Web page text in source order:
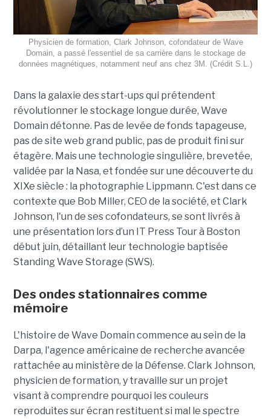
Physicien de formation, Clark Johnson, cofondateur de Wave
Domain, a passé l'essentiel de sa carrière dans le stockage de
données magnétiques, notamment neuf ans chez 3M. (Crédit S.L.)
Dans la galaxie des start-ups qui prétendent
révolutionner le stockage longue durée, Wave
Domain détonne. Pas de levée de fonds tapageuse,
pas de site web grand public, pas de produit fini sur
étagère. Mais une technologie singulière, brevetée,
validée par la Nasa, et fondée sur une découverte du
XIXe siècle : la photographie Lippmann. C'est dans ce
contexte que Bob Miller, CEO de la société, et Clark
Johnson, l'un de ses cofondateurs, se sont livrés à
une présentation lors d’un IT Press Tour à Boston
début juin, détaillant leur technologie baptisée
Standing Wave Storage (SWS).
Des ondes stationnaires comme
mémoire
L'histoire de Wave Domain commence au sein de la
Darpa, l'agence américaine de recherche avancée
rattachée au ministère de la Défense. Clark Johnson,
physicien de formation, y travaille sur un projet
visant à comprendre pourquoi les couleurs
reproduites sur écran restituent si mal le spectre